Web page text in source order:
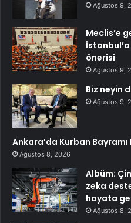
Ağustos 9,
Meclis’e
önerisi
Ağustos 9,
Biz neyin
Ağustos 9,
Ankara’da Kurban Bayramı
Ağustos 8, 2026
Albüm:
zeka
hayata
Ağustos 8,